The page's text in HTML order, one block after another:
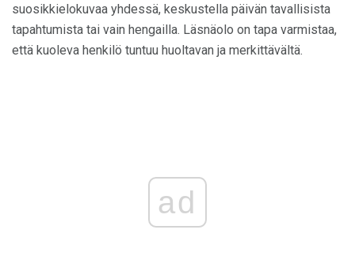
suosikkielokuvaa yhdessä, keskustella päivän tavallisista
tapahtumista tai vain hengailla. Läsnäolo on tapa varmistaa,
että kuoleva henkilö tuntuu huoltavan ja merkittävältä.
ad